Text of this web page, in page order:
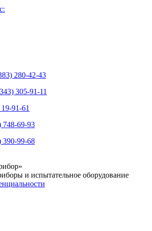
280-42-43
305-91-11
91-61
748-69-93
390-99-68
и испытательное оборудование